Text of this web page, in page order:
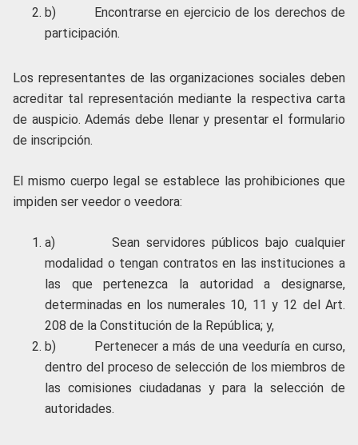
b) Encontrarse en ejercicio de los derechos de
participación.
Los representantes de las organizaciones sociales deben
acreditar tal representación mediante la respectiva carta
de auspicio. Además debe llenar y presentar el formulario
de inscripción.
El mismo cuerpo legal se establece las prohibiciones que
impiden ser veedor o veedora:
a) Sean servidores públicos bajo cualquier
modalidad o tengan contratos en las instituciones a
las que pertenezca la autoridad a designarse,
determinadas en los numerales 10, 11 y 12 del Art.
208 de la Constitución de la República; y,
b) Pertenecer a más de una veeduría en curso,
dentro del proceso de selección de los miembros de
las comisiones ciudadanas y para la selección de
autoridades.